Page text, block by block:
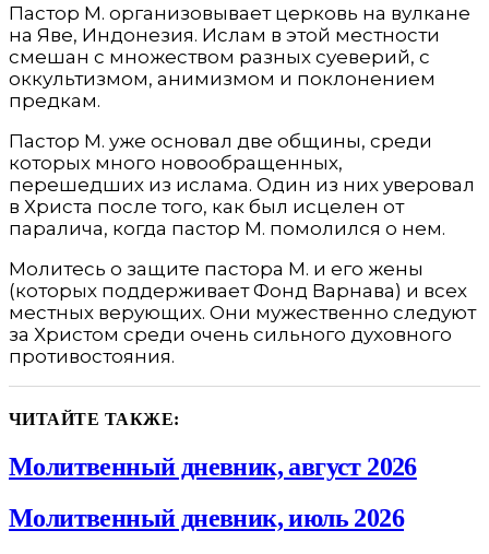
Пастор М. организовывает церковь на вулкане
на Яве, Индонезия. Ислам в этой местности
смешан с множеством разных суеверий, с
оккультизмом, анимизмом и поклонением
предкам.
Пастор М. уже основал две общины, среди
которых много новообращенных,
перешедших из ислама. Один из них уверовал
в Христа после того, как был исцелен от
паралича, когда пастор М. помолился о нем.
Молитесь о защите пастора М. и его жены
(которых поддерживает Фонд Варнава) и всех
местных верующих. Они мужественно следуют
за Христом среди очень сильного духовного
противостояния.
ЧИТАЙТЕ ТАКЖЕ:
Молитвенный дневник, август 2026
Молитвенный дневник, июль 2026